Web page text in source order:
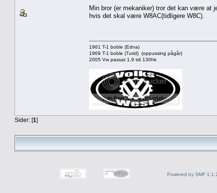
Min bror (er mekaniker) tror det kan være at
hvis det skal være W8AC(tidligere W8C).
1961 T-1 boble (Edna)
1969 T-1 boble (Turid) (oppussing pågår)
2005 Vw passat 1.9 tdi 130hk
Sider: [1]
Powered by SMF